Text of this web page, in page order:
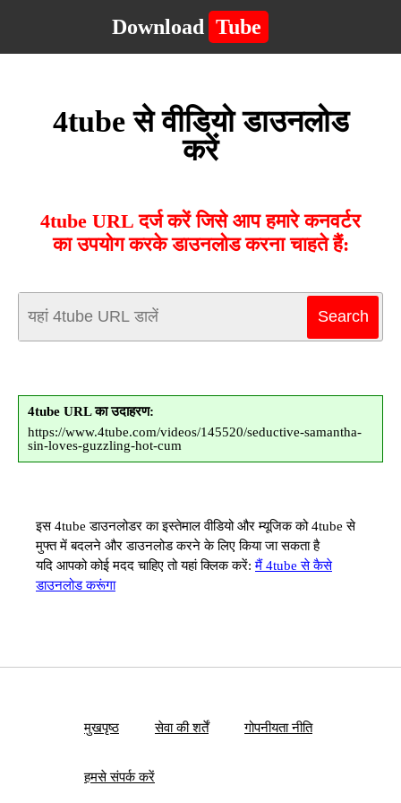
Download Tube
4tube से वीडियो डाउनलोड
करें
4tube URL दर्ज करें जिसे आप हमारे कनवर्टर
का उपयोग करके डाउनलोड करना चाहते हैं:
4tube URL का उदाहरण:
https://www.4tube.com/videos/145520/seductive-samantha-
sin-loves-guzzling-hot-cum
इस 4tube डाउनलोडर का इस्तेमाल वीडियो और म्यूजिक को 4tube से
मुफ्त में बदलने और डाउनलोड करने के लिए किया जा सकता है
यदि आपको कोई मदद चाहिए तो यहां क्लिक करें:मैं 4tube से कैसे
डाउनलोड करूंगा
मुखपृष्ठ सेवा की शर्तें गोपनीयता नीति
हमसे संपर्क करें